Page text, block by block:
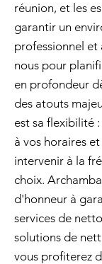
réunion, et les
garantir un
professionnel
nous pour
en profondeur
des atouts
est sa flexibilité
à vos horaires
intervenir à la
choix.
d'honneur à
services de
solutions de
vous profiterez